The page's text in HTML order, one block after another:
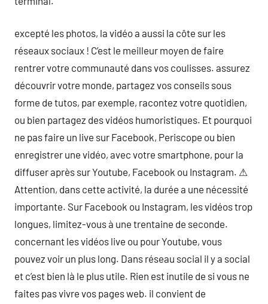
excepté les photos, la vidéo a aussi la côte sur les
réseaux sociaux ! C’est le meilleur moyen de faire
rentrer votre communauté dans vos coulisses. assurez
découvrir votre monde, partagez vos conseils sous
forme de tutos, par exemple, racontez votre quotidien,
ou bien partagez des vidéos humoristiques. Et pourquoi
ne pas faire un live sur Facebook, Periscope ou bien
enregistrer une vidéo, avec votre smartphone, pour la
diffuser après sur Youtube, Facebook ou Instagram. ⚠
Attention, dans cette activité, la durée a une nécessité
importante. Sur Facebook ou Instagram, les vidéos trop
longues, limitez-vous à une trentaine de seconde.
concernant les vidéos live ou pour Youtube, vous
pouvez voir un plus long. Dans réseau social il y a social
et c’est bien là le plus utile. Rien est inutile de si vous ne
faites pas vivre vos pages web. il convient de